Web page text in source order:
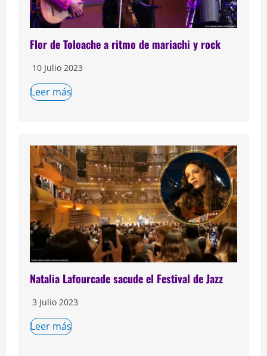
Flor de Toloache a ritmo de mariachi y rock
10 Julio 2023
Leer más
Natalia Lafourcade sacude el Festival de Jazz
3 Julio 2023
Leer más